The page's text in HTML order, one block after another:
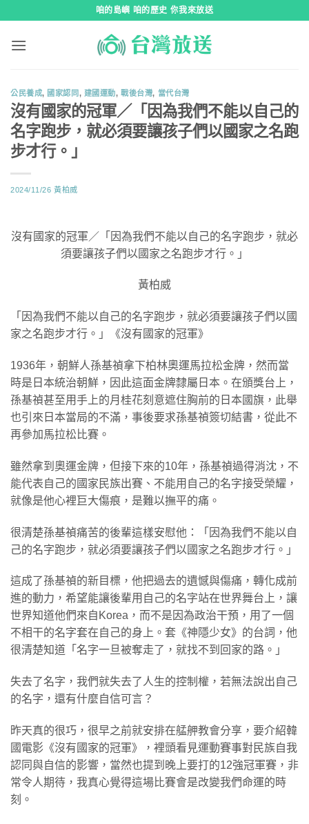
咱的島嶼 咱的歷史 你我來放送
公民養成, 國家認同, 建國運動,戰後台灣, 當代台灣
沒有國家的冠軍／「因為我們不能以自己的
名字跑步，就必須要讓孩子們以國家之名跑
步才行。」
2024/11/26 黃柏威
沒有國家的冠軍／「因為我們不能以自己的名字跑步，就必
須要讓孩子們以國家之名跑步才行。」
黃柏威
「因為我們不能以自己的名字跑步，就必須要讓孩子們以國
家之名跑步才行。」《沒有國家的冠軍》
1936年，朝鮮人孫基禎拿下柏林奧運馬拉松金牌，然而當
時是日本統治朝鮮，因此這面金牌隸屬日本。在頒獎台上，
孫基禎甚至用手上的月桂花刻意遮住胸前的日本國旗，此舉
也引來日本當局的不滿，事後要求孫基禎簽切結書，從此不
再參加馬拉松比賽。
雖然拿到奧運金牌，但接下來的10年，孫基禎過得消沈，不
能代表自己的國家民族出賽、不能用自己的名字接受榮耀，
就像是他心裡巨大傷痕，是難以撫平的痛。
很清楚孫基禎痛苦的後輩這樣安慰他：「因為我們不能以自
己的名字跑步，就必須要讓孩子們以國家之名跑步才行。」
這成了孫基禎的新目標，他把過去的遺憾與傷痛，轉化成前
進的動力，希望能讓後輩用自己的名字站在世界舞台上，讓
世界知道他們來自Korea，而不是因為政治干預，用了一個
不相干的名字套在自己的身上。套《神隱少女》的台詞，他
很清楚知道「名字一旦被奪走了，就找不到回家的路。」
失去了名字，我們就失去了人生的控制權，若無法說出自己
的名字，還有什麼自信可言？
昨天真的很巧，很早之前就安排在艋舺教會分享，要介紹韓
國電影《沒有國家的冠軍》，裡頭看見運動賽事對民族自我
認同與自信的影響，當然也提到晚上要打的12強冠軍賽，非
常令人期待，我真心覺得這場比賽會是改變我們命運的時
刻。